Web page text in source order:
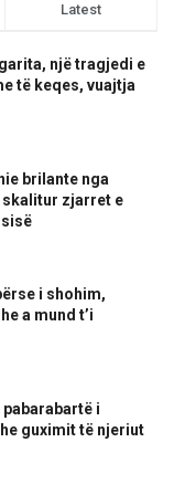
Latest
një tragjedi e
të keqes, vuajtja
brilante nga
skalitur zjarret e
i shohim,
a mund t’i
i
guximit të njeriut